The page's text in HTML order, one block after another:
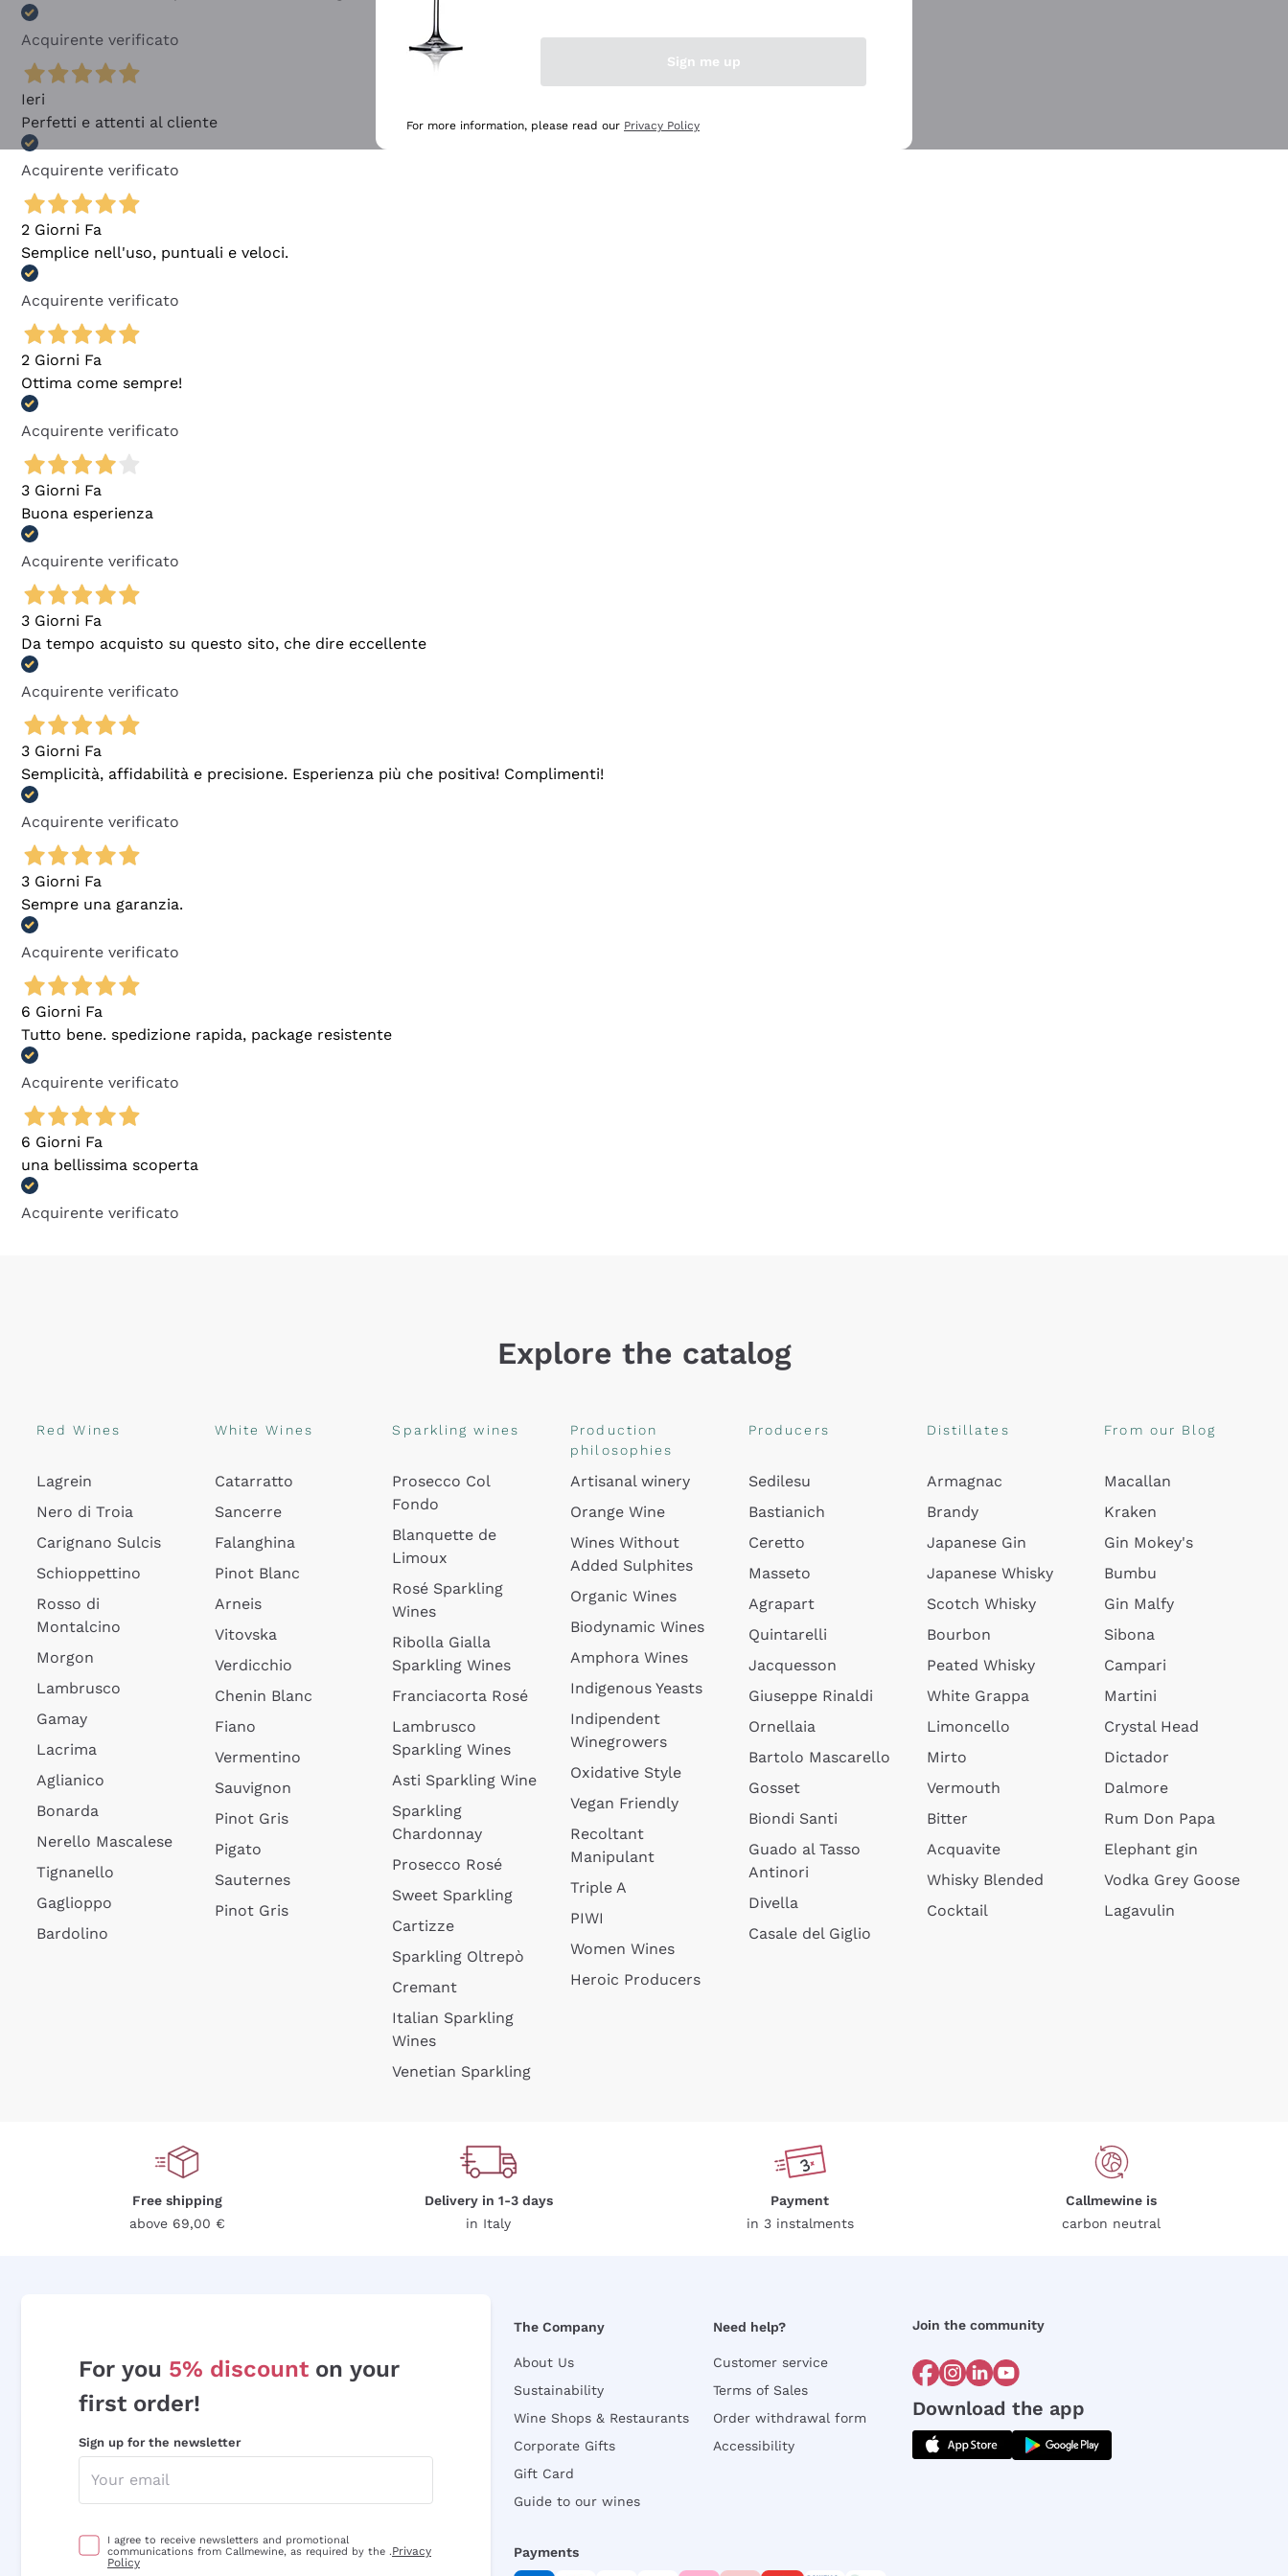
Acquirente verificato
Ieri
Perfetti e attenti al cliente
Acquirente verificato
2 Giorni Fa
Semplice nell'uso, puntuali e veloci.
Acquirente verificato
2 Giorni Fa
Ottima come sempre!
Acquirente verificato
3 Giorni Fa
Buona esperienza
Acquirente verificato
3 Giorni Fa
Da tempo acquisto su questo sito, che dire eccellente
Acquirente verificato
3 Giorni Fa
Semplicità, affidabilità e precisione. Esperienza più che positiva! Complimenti!
Acquirente verificato
3 Giorni Fa
Sempre una garanzia.
Acquirente verificato
6 Giorni Fa
Tutto bene. spedizione rapida, package resistente
Acquirente verificato
6 Giorni Fa
una bellissima scoperta
Acquirente verificato
Explore the catalog
Red Wines
Lagrein
Nero di Troia
Carignano Sulcis
Schioppettino
Rosso di
Montalcino
Morgon
Lambrusco
Gamay
Lacrima
Aglianico
Bonarda
Nerello Mascalese
Tignanello
Gaglioppo
Bardolino
White Wines
Catarratto
Sancerre
Falanghina
Pinot Blanc
Arneis
Vitovska
Verdicchio
Chenin Blanc
Fiano
Vermentino
Sauvignon
Pinot Gris
Pigato
Sauternes
Pinot Gris
Sparkling wines
Prosecco Col
Fondo
Blanquette de
Limoux
Rosé Sparkling
Wines
Ribolla Gialla
Sparkling Wines
Franciacorta Rosé
Lambrusco
Sparkling Wines
Asti Sparkling Wine
Sparkling
Chardonnay
Prosecco Rosé
Sweet Sparkling
Cartizze
Sparkling Oltrepò
Cremant
Italian Sparkling
Wines
Venetian Sparkling
Production
philosophies
Artisanal winery
Orange Wine
Wines Without
Added Sulphites
Organic Wines
Biodynamic Wines
Amphora Wines
Indigenous Yeasts
Indipendent
Winegrowers
Oxidative Style
Vegan Friendly
Recoltant
Manipulant
Triple A
PIWI
Women Wines
Heroic Producers
Producers
Sedilesu
Bastianich
Ceretto
Masseto
Agrapart
Quintarelli
Jacquesson
Giuseppe Rinaldi
Ornellaia
Bartolo Mascarello
Gosset
Biondi Santi
Guado al Tasso
Antinori
Divella
Casale del Giglio
Distillates
Armagnac
Brandy
Japanese Gin
Japanese Whisky
Scotch Whisky
Bourbon
Peated Whisky
White Grappa
Limoncello
Mirto
Vermouth
Bitter
Acquavite
Whisky Blended
Cocktail
From our Blog
Macallan
Kraken
Gin Mokey's
Bumbu
Gin Malfy
Sibona
Campari
Martini
Crystal Head
Dictador
Dalmore
Rum Don Papa
Elephant gin
Vodka Grey Goose
Lagavulin
Free shipping
above 69,00 €
Delivery in 1-3 days
in Italy
Payment
in 3 instalments
Callmewine is
carbon neutral
For you 5% discount on your
first order!
Sign up for the newsletter
I agree to receive newsletters and promotional
communications from Callmewine, as required by the .Privacy
Policy
The Company
About Us
Sustainability
Wine Shops & Restaurants
Corporate Gifts
Gift Card
Guide to our wines
Need help?
Customer service
Terms of Sales
Order withdrawal form
Accessibility
Join the community
Download the app
Payments
Sign me up
For more information, please read our Privacy Policy